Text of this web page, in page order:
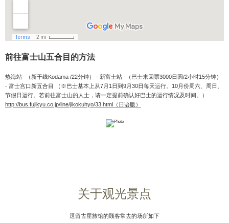
前往富士山五合目的方法
热海站- （新干线Kodama /22分钟） - 新富士站 -（巴士来回票3000日圆/2小时15分钟）
- 富士宫口新五合目 （※巴士基本上从7月1日到9月30日每天运行。10月份周六、周日、
节假日运行。若前往富士山的人士，请一定提前确认好巴士的运行情况及时间。）
http://bus.fujikyu.co.jp/line/jikokuhyo/33.html（日语版）
关于观光景点
逗留古屋旅馆的顾客常去的场所如下